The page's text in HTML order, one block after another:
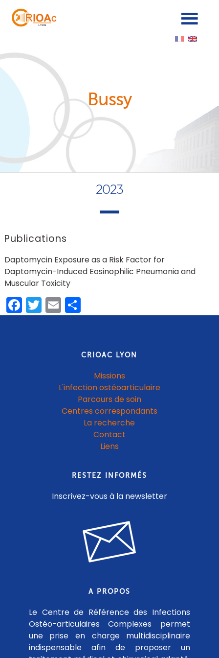
Bussy
2023
Publications
Daptomycin Exposure as a Risk Factor for
Daptomycin-Induced Eosinophilic Pneumonia and
Muscular Toxicity
Facebook
Twitter
EmailShare
CRIOAC LYON
Missions
L'infection ostéoarticulaire
Parcours de soin
Centres correspondants
La recherche
Contact
Liens
RESTEZ INFORMÉS
Inscrivez-vous à la newsletter
A PROPOS
Le Centre de Référence des Infections
Ostéo-articulaires Complexes permet
une prise en charge multidisciplinaire
indispensable afin de proposer un
Cookies management panel